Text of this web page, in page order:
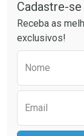
Ativar
Comprar sem
Comprar sem
Por R$ 42,13/
Cadastre-
Receba as
exclusivos!
Nome
Email